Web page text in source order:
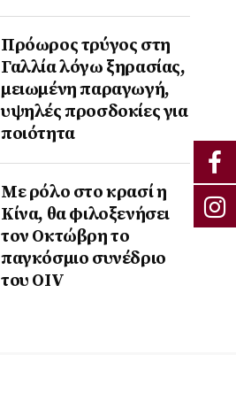
Πρόωρος τρύγος στη
Γαλλία λόγω ξηρασίας,
μειωμένη παραγωγή,
υψηλές προσδοκίες για
ποιότητα
Με ρόλο στο κρασί η
Κίνα, θα φιλοξενήσει
τον Οκτώβρη το
παγκόσμιο συνέδριο
του ΟΙV